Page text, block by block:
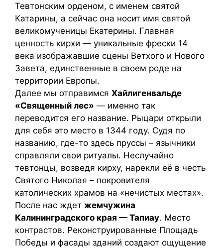
Тевтонским орденом, с именем святой
Катарины, а сейчас она носит имя святой
великомученицы Екатерины. Главная
ценность кирхи — уникальные фрески 14
века изображавшие сцены Ветхого и Нового
Завета, единственные в своем роде на
территории Европы.
Далее мы отправимся Хайлигенвальде
«Священный лес» — именно так
переводится его название. Рыцари открыли
для себя это место в 1344 году. Судя по
названию, где-то здесь пруссы – язычники
справляли свои ритуалы. Неслучайно
тевтонцы, возведя кирху, нарекли её в честь
Святого Николая – покровителя
католических храмов на «нечистых местах».
После нас ждет жемчужина
Калининградского края — Тапиау. Место
контрастов. Реконструированные Площадь
Победы и фасады зданий создают ощущение